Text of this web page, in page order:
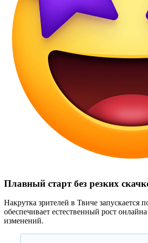
Плавный старт без резких
Накрутка зрителей в Твиче запускается
обеспечивает естественный рост онлайна
изменений.